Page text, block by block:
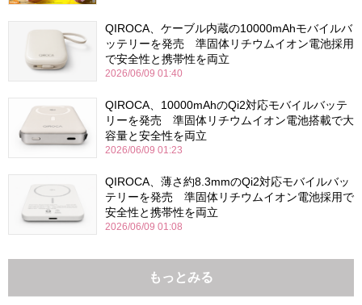
QIROCA、ケーブル内蔵の10000mAhモバイルバ
ッテリーを発売 準固体リチウムイオン電池採用
で安全性と携帯性を両立
2026/06/09 01:40
QIROCA、10000mAhのQi2対応モバイルバッテ
リーを発売 準固体リチウムイオン電池搭載で大
容量と安全性を両立
2026/06/09 01:23
QIROCA、薄さ約8.3mmのQi2対応モバイルバッ
テリーを発売 準固体リチウムイオン電池採用で
安全性と携帯性を両立
2026/06/09 01:08
もっとみる